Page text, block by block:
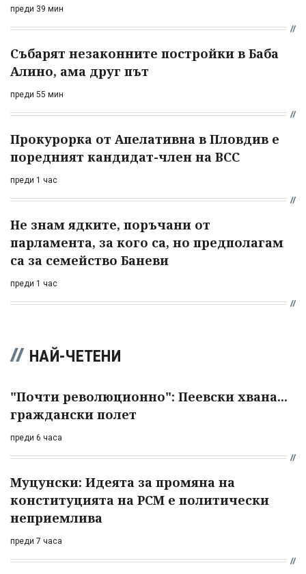
преди 39 мин
Събарят незаконните постройки в Баба
Алино, ама друг път
преди 55 мин
Прокурорка от Апелативна в Пловдив е
поредният кандидат-член на ВСС
преди 1 час
Не знам ядките, поръчани от
парламента, за кого са, но предполагам
са за семейство Баневи
преди 1 час
НАЙ-ЧЕТЕНИ
"Почти революционно": Пеевски хвана...
граждански полет
преди 6 часа
Муцунски: Идеята за промяна на
конституцията на РСМ е политически
неприемлива
преди 7 часа